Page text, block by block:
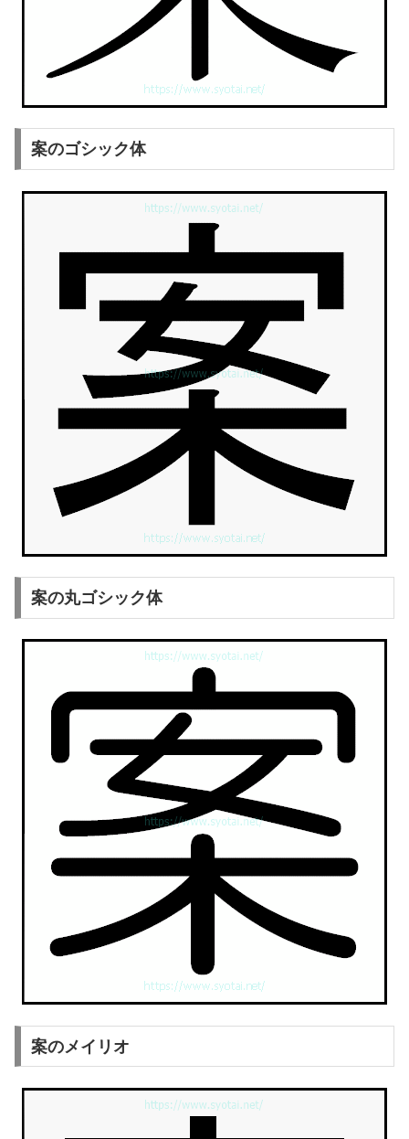
案のゴシック体
案の丸ゴシック体
案のメイリオ